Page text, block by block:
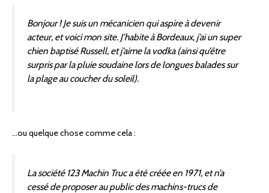
Bonjour ! Je suis un mécanicien qui aspire à devenir
acteur, et voici mon site. J’habite à Bordeaux, j’ai un super
chien baptisé Russell, et j’aime la vodka (ainsi qu’être
surpris par la pluie soudaine lors de longues balades sur
la plage au coucher du soleil).
…ou quelque chose comme cela :
La société 123 Machin Truc a été créée en 1971, et n’a
cessé de proposer au public des machins-trucs de